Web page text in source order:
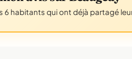
6 habitants qui ont déjà partagé